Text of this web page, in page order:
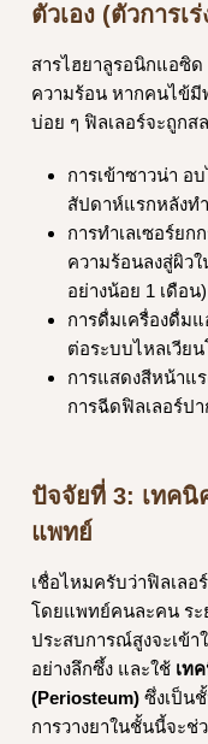
ตัวเอง (ตัวการเ
สารไฮยาลูรอนิกแอซิ
ความร้อน หากคนไข้มี
บ่อย ๆ ฟิลเลอร์จะถูกส
การเข้าซาวน่า อ
สัปดาห์แรกหลังทำ
การทำเลเซอร์ยก
ความร้อนลงสู่ผิว
อย่างน้อย 1 เดือน)
การดื่มเครื่องดื่ม
ต่อระบบไหลเวีย
การแสดงสีหน้าแ
การฉีดฟิลเลอร์ป
ปัจจัยที่ 3: เทค
แพทย์
เชื่อไหมครับว่าฟิลเล
โดยแพทย์คนละคน ระ
ประสบการณ์สูงจะเข้า
อย่างลึกซึ้ง และใช้ เท
(Periosteum) ซึ่งเป็น
การวางยาในชั้นนี้จะช่